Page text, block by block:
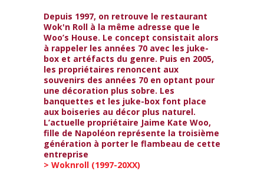
Depuis 1997, on retrouve le restaurant
Wok'n Roll à la même adresse que le
Woo’s House. Le concept consistait alors
à rappeler les années 70 avec les juke-
box et artéfacts du genre. Puis en 2005,
les propriétaires renoncent aux
souvenirs des années 70 en optant pour
une décoration plus sobre. Les
banquettes et les juke-box font place
aux boiseries au décor plus naturel.
L’actuelle propriétaire Jaime Kate Woo,
fille de Napoléon représente la troisième
génération à porter le flambeau de cette
entreprise
> Woknroll (1997-20XX)